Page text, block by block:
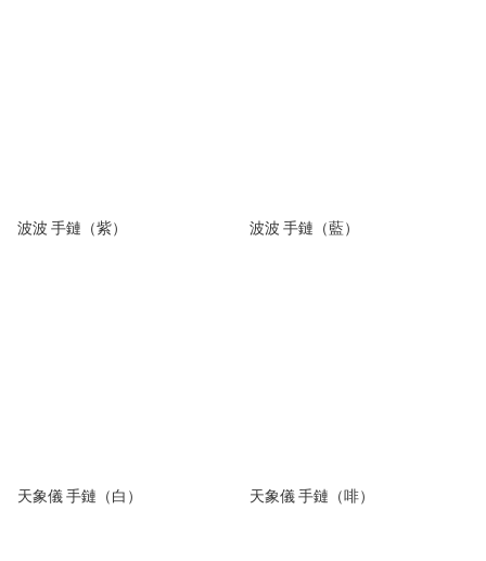
波波 手鏈（紫） 波波 手鏈（藍）
天象儀 手鏈（白） 天象儀 手鏈（啡）